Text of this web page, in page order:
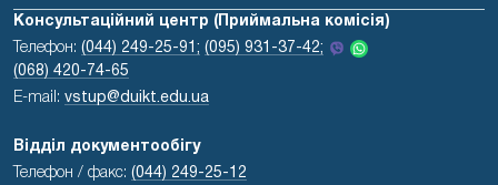
Консультаційний центр (Приймальна комісія)
Телефон: (044) 249-25-91; (095) 931-37-42;
(068) 420-74-65
E-mail: vstup@duikt.edu.ua
Відділ документообігу
Телефон / факс: (044) 249-25-12